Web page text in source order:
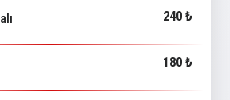
240 ₺
180 ₺